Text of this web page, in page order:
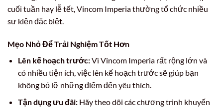
cuối tuần hay lễ tết, Vincom Imperia thường tổ chức nhiều
sự kiện đặc biệt.
Mẹo Nhỏ Để Trải Nghiệm Tốt Hơn
Lên kế hoạch trước:Vì Vincom Imperia rất rộng lớn và
có nhiều tiện ích, việc lên kế hoạch trước sẽ giúp bạn
không bỏ lỡ những điểm đến yêu thích.
Tận dụng ưu đãi:Hãy theo dõi các chương trình khuyến